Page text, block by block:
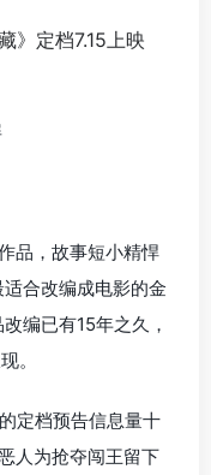
品，故事短小精悍
合改编成电影的金
编已有15年之久，
。
定档预告信息量十
人为抢夺闯王留下